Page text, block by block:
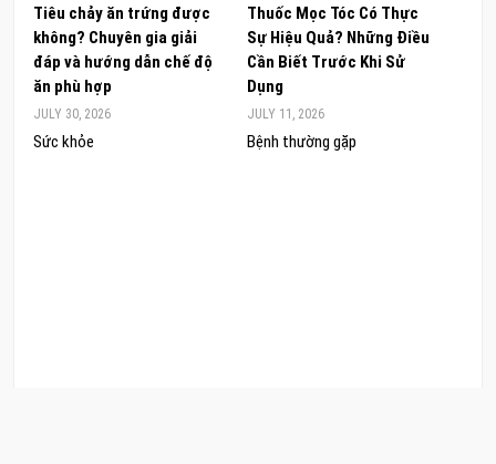
Tiêu chảy ăn trứng được
không? Chuyên gia giải
đáp và hướng dẫn chế độ
ăn phù hợp
JULY 30, 2026
Sức khỏe
Thuốc Mọc Tóc Có Thực
Sự Hiệu Quả? Những Điều
Cần Biết Trước Khi Sử
Dụng
JULY 11, 2026
Bệnh thường gặp